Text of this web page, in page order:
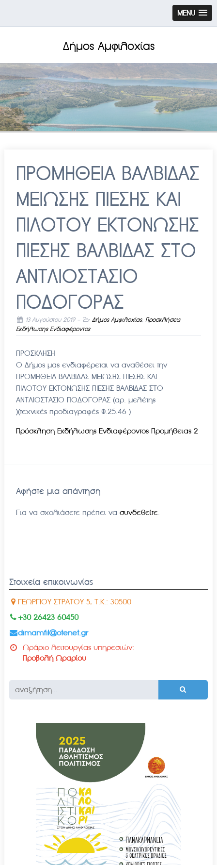
MENU
Δήμος Αμφιλοχίας
ΠΡΟΜΗΘΕΙΑ ΒΑΛΒΙΔΑΣ
ΜΕΙΩΣΗΣ ΠΙΕΣΗΣ ΚΑΙ
ΠΙΛΟΤΟΥ ΕΚΤΟΝΩΣΗΣ
ΠΙΕΣΗΣ ΒΑΛΒΙΔΑΣ ΣΤΟ
ΑΝΤΛΙΟΣΤΑΣΙΟ
ΠΟΔΟΓΟΡΑΣ
13 Αυγούστου 2019- Δήμος Αμφιλοχίας, Προσκλήσεις
Εκδήλωσης Ενδιαφέροντος
ΠΡΟΣΚΛΗΣΗ
Ο Δήμος μας ενδιαφέρεται να αναθέσει την
ΠΡΟΜΗΘΕΙΑ ΒΑΛΒΙΔΑΣ ΜΕΙΩΣΗΣ ΠΙΕΣΗΣ ΚΑΙ
ΠΙΛΟΤΟΥ ΕΚΤΟΝΩΣΗΣ ΠΙΕΣΗΣ ΒΑΛΒΙΔΑΣ ΣΤΟ
ΑΝΤΛΙΟΣΤΑΣΙΟ ΠΟΔΟΓΟΡΑΣ (αρ. μελέτης
)(τεχνικές προδιαγραφές Φ.25.46 )
Πρόσκληση Εκδήλωσης Ενδιαφέροντος Προμήθειας 2
Αφήστε μια απάντηση
Για να σχολιάσετε πρέπει να συνδεθείτε.
Στοιχεία επικοινωνίας
ΓΕΩΡΓΙΟΥ ΣΤΡΑΤΟΥ 5, Τ.Κ.: 30500
+30 26423 60450
dimamfil@otenet.gr
Ωράριο λειτουργίας υπηρεσιών:
Προβολή Ωραρίου